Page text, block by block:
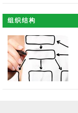
组织结构